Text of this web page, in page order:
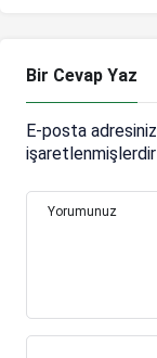
Bir Cevap Yaz
E-posta
işaretlenmişlerdir
Yorumunuz